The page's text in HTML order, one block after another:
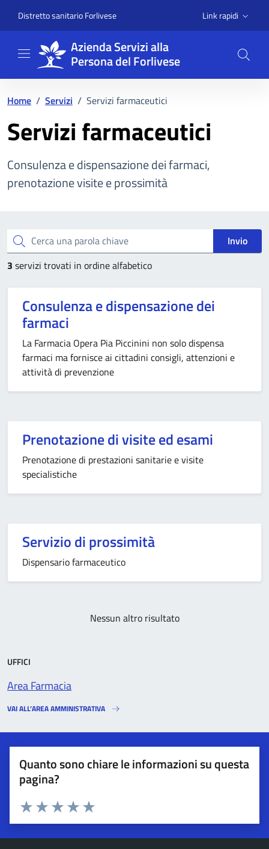
Distretto sanitario Forlivese Link rapidi
Azienda Servizi alla
Persona del Forlivese
Home / Servizi / Servizi farmaceutici
Servizi farmaceutici
Consulenza e dispensazione dei farmaci,
prenotazione visite e prossimità
Cerca una parola chiave
Invio
3 servizi trovati in ordine alfabetico
Consulenza e dispensazione dei
farmaci
La Farmacia Opera Pia Piccinini non solo dispensa
farmaci ma fornisce ai cittadini consigli, attenzioni e
attività di prevenzione
Prenotazione di visite ed esami
Prenotazione di prestazioni sanitarie e visite
specialistiche
Servizio di prossimità
Dispensario farmaceutico
Nessun altro risultato
UFFICI
Area Farmacia
VAI ALL’AREA AMMINISTRATIVA
Quanto sono chiare le informazioni su questa
pagina?
Esprimi una valutazione
Valuta 5 stelle su 5
Valuta 4 stelle su 5
Valuta 3 stelle su 5
Valuta 2 stelle su 5
Valuta 1 stelle su 5